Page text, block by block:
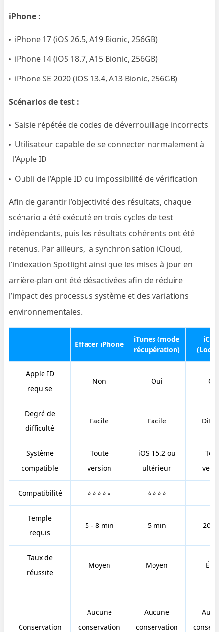
iPhone :
iPhone 17 (iOS 26.5, A19 Bionic, 256GB)
iPhone 14 (iOS 18.7, A15 Bionic, 256GB)
iPhone SE 2020 (iOS 13.4, A13 Bionic, 256GB)
Scénarios de test :
Saisie répétée de codes de déverrouillage incorrects
Utilisateur capable de se connecter normalement à
l’Apple ID
Oubli de l’Apple ID ou impossibilité de vérification
Afin de garantir l’objectivité des résultats, chaque
scénario a été exécuté en trois cycles de test
indépendants, puis les résultats cohérents ont été
retenus. Par ailleurs, la synchronisation iCloud,
l’indexation Spotlight ainsi que les mises à jour en
arrière-plan ont été désactivées afin de réduire
l’impact des processus système et des variations
environnementales.
Effacer iPhone
iTunes (mode
récupération)
Apple ID
requise
Non Oui
Degré de
difficulté
Facile Facile
Système
compatible
Toute
version
iOS 15.2 ou
ultérieur
Compatibilité ⭐⭐⭐⭐⭐ ⭐⭐⭐⭐ ⭐⭐
Temple
requis
5 - 8 min 5 min 20
Taux de
réussite
Moyen Moyen
Conservation
Aucune
conservation
Aucune
conservation